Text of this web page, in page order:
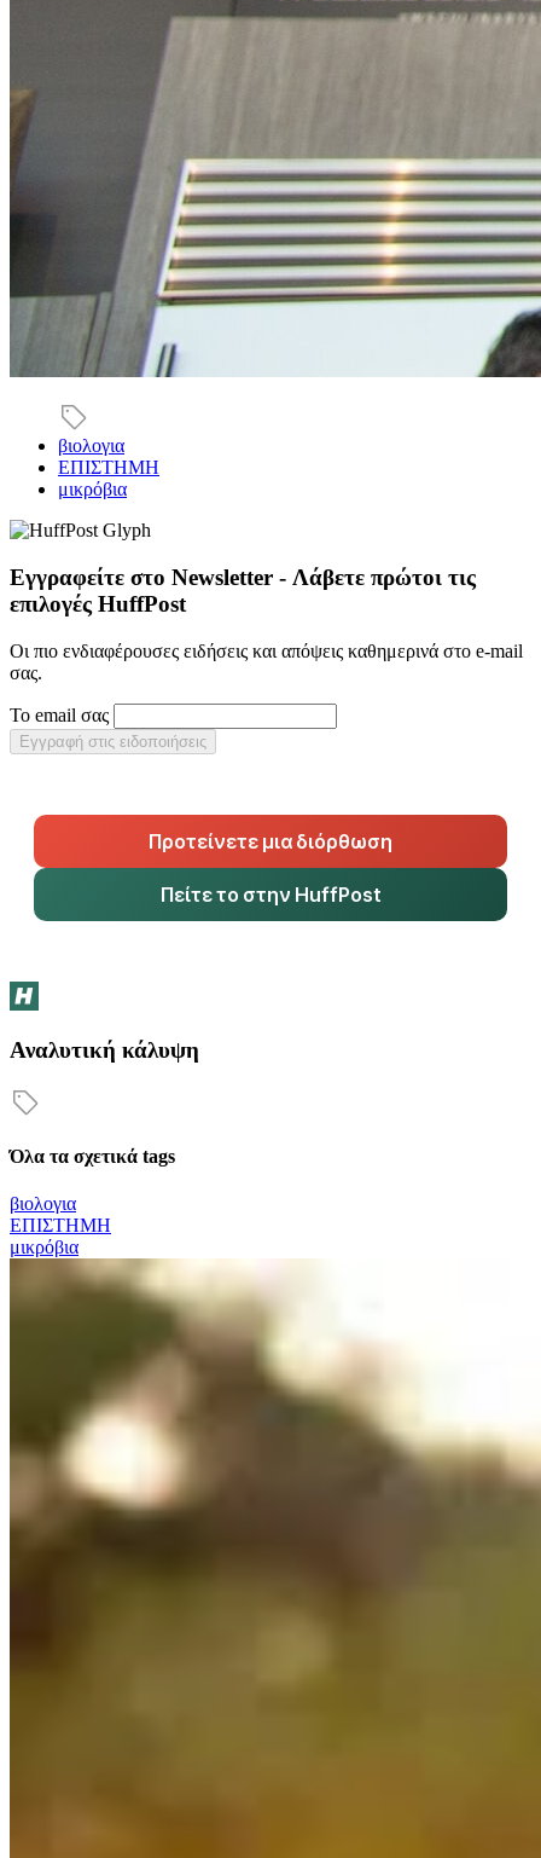
βιολογια
ΕΠΙΣΤΗΜΗ
μικρόβια
Εγγραφείτε στο Newsletter - Λάβετε πρώτοι τις
επιλογές HuffPost
Οι πιο ενδιαφέρουσες ειδήσεις και απόψεις καθημερινά στο e-mail
σας.
Το email σας
Εγγραφή στις ειδοποιήσεις
Προτείνετε μια διόρθωση
Πείτε το στην HuffPost
Αναλυτική κάλυψη
Όλα τα σχετικά tags
βιολογια
ΕΠΙΣΤΗΜΗ
μικρόβια